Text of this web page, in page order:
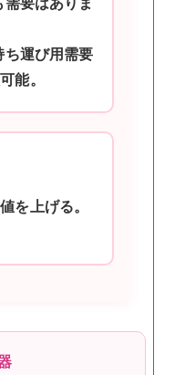
要はありま
ち運び用需要
能。
を上げる。